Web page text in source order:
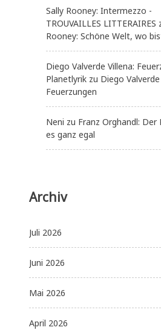
Sally Rooney: Intermezzo -
TROUVAILLES LITTERAIRES
Rooney: Schöne Welt, wo
Diego Valverde Villena:
Planetlyrik zu Diego Valverde
Feuerzungen
Neni zu Franz Orghandl: Der
es ganz egal
Archiv
Juli 2026
Juni 2026
Mai 2026
April 2026